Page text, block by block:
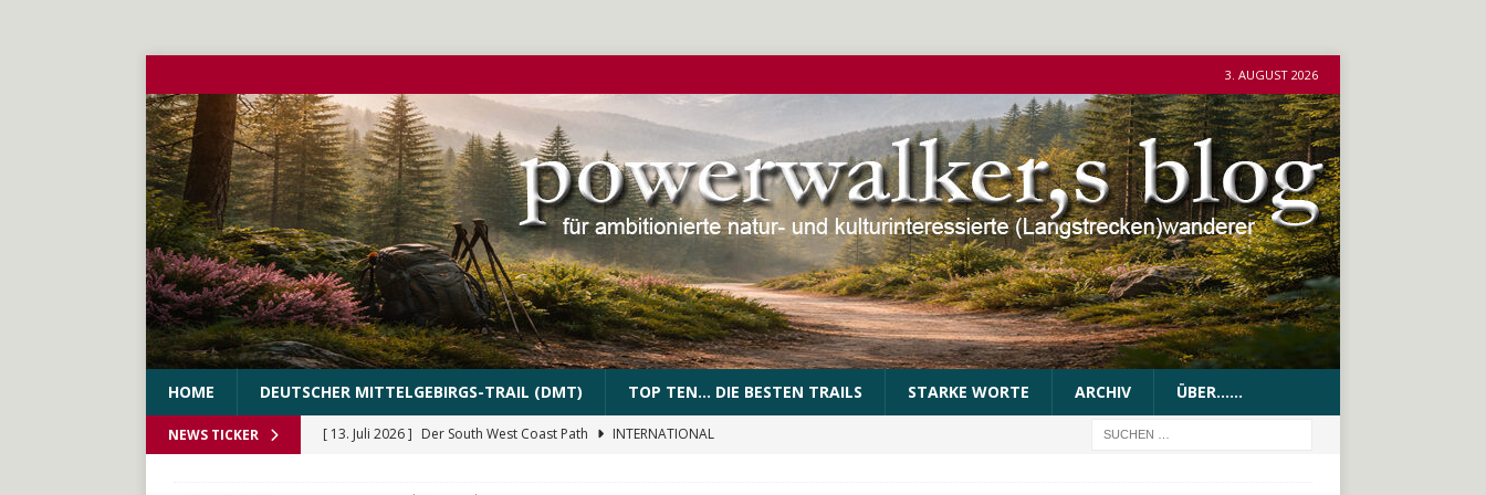
3. AUGUST 2026
HOME DEUTSCHER MITTELGEBIRGS-TRAIL (DMT) TOP TEN… DIE BESTEN TRAILS STARKE WORTE ARCHIV ÜBER……
NEWS TICKER [ 13. Juli 2026 ] Der South West Coast Path
INTERNATIONAL